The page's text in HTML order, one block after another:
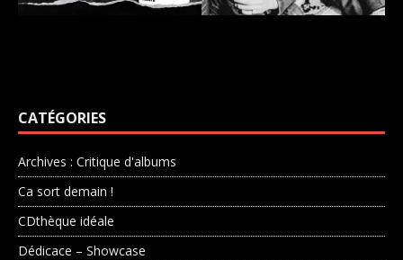
CATÉGORIES
Archives : Critique d'albums
Ca sort demain !
CDthèque idéale
Dédicace – Showcase